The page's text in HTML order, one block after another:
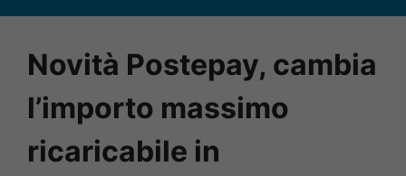
Novità Postepay, cambia
l’importo massimo
ricaricabile in